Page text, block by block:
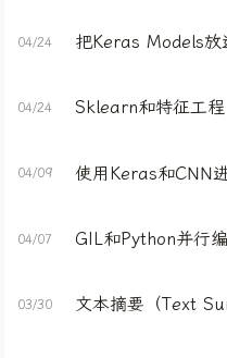
04/24 把Keras Models
04/24 Sklearn和特征工程
04/09 使用Keras和CNN
04/07 GIL和Python并行编
03/30 文本摘要（Text